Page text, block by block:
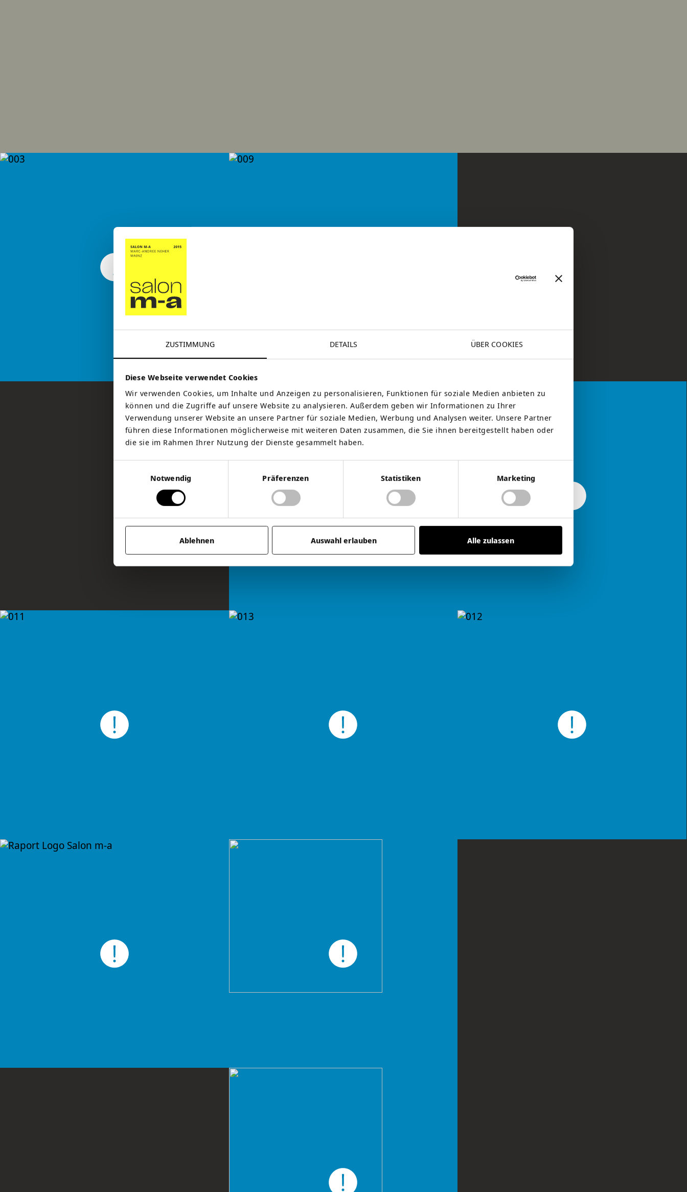
ZUSTIMMUNG DETAILS ÜBER COOKIES
Diese Webseite verwendet Cookies
Wir verwenden Cookies, um Inhalte und Anzeigen zu personalisieren, Funktionen für soziale Medien anbieten zu
können und die Zugriffe auf unsere Website zu analysieren. Außerdem geben wir Informationen zu Ihrer
Verwendung unserer Website an unsere Partner für soziale Medien, Werbung und Analysen weiter. Unsere Partner
führen diese Informationen möglicherweise mit weiteren Daten zusammen, die Sie ihnen bereitgestellt haben oder
die sie im Rahmen Ihrer Nutzung der Dienste gesammelt haben.
Notwendig
Präferenzen Statistiken Marketing
Ablehnen Auswahl erlauben Alle zulassen